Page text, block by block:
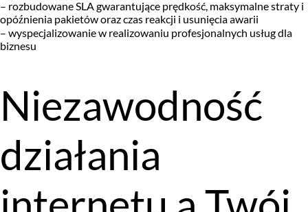
– rozbudowane SLA gwarantujące prędkość, maksymalne straty i
opóźnienia pakietów oraz czas reakcji i usunięcia awarii
– wyspecjalizowanie w realizowaniu profesjonalnych usług dla
biznesu
Niezawodność
działania